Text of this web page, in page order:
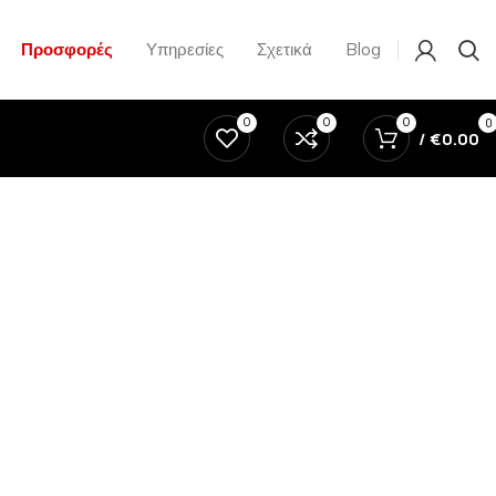
Προσφορές Υπηρεσίες Σχετικά Blog
0 0 0 0
/€0.00